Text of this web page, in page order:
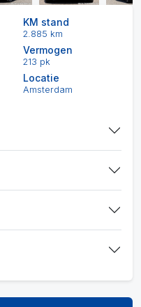
KM stand
2.885 km
Vermogen
213 pk
Locatie
Amsterdam